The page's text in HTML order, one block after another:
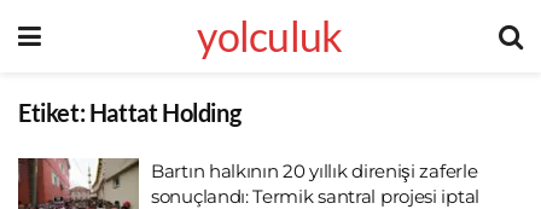
yolculuk
Etiket:Hattat Holding
Bartın halkının 20 yıllık direnişi zaferle
sonuçlandı: Termik santral projesi iptal